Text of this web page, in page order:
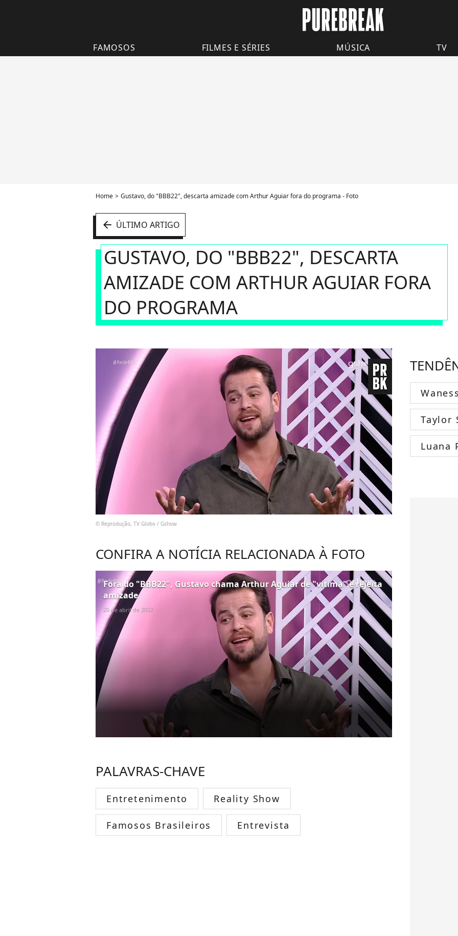
FAMOSOS FILMES E SÉRIES MÚSICA TV
Home Gustavo, do "BBB22", descarta amizade com Arthur Aguiar fora do programa - Foto
arrow_left ÚLTIMO ARTIGO
GUSTAVO, DO "BBB22", DESCARTA
AMIZADE COM ARTHUR AGUIAR FORA
DO PROGRAMA
© Reprodução, TV Globo / Gshow
CONFIRA A NOTÍCIA RELACIONADA À FOTO
Fora do "BBB22", Gustavo chama Arthur Aguiar de "vítima" e rejeita
amizade
20 de abril de 2022
PALAVRAS-CHAVE
Entretenimento Reality Show
Famosos Brasileiros Entrevista
Taylor
Luana